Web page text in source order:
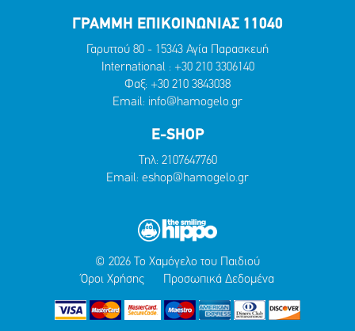
ΓΡΑΜΜΗ ΕΠΙΚΟΙΝΩΝΙΑΣ 11040
Γαρυττού 80 - 15343 Αγία Παρασκευή
International : +30 210 3306140
Φαξ: +30 210 3843038
Email: info@hamogelo.gr
E-SHOP
Τηλ: 2107647760
Email: eshop@hamogelo.gr
© 2026 Το Χαμόγελο του Παιδιού
Όροι Χρήσης
Προσωπικά Δεδομένα